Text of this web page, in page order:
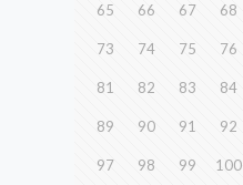
65 66 67 68
73 74 75 76
81 82 83 84
89 90 91 92
97 98 99 100